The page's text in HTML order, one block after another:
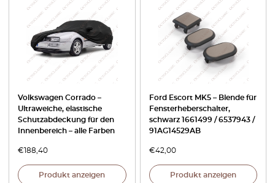
Volkswagen Corrado –
Ultraweiche, elastische
Schutzabdeckung für den
Innenbereich – alle Farben
€ 188,40
Produkt anzeigen
Ford Escort MK5 – Blende für
Fensterheberschalter,
schwarz 1661499 / 6537943 /
91AG14529AB
€42,00
Produkt anzeigen